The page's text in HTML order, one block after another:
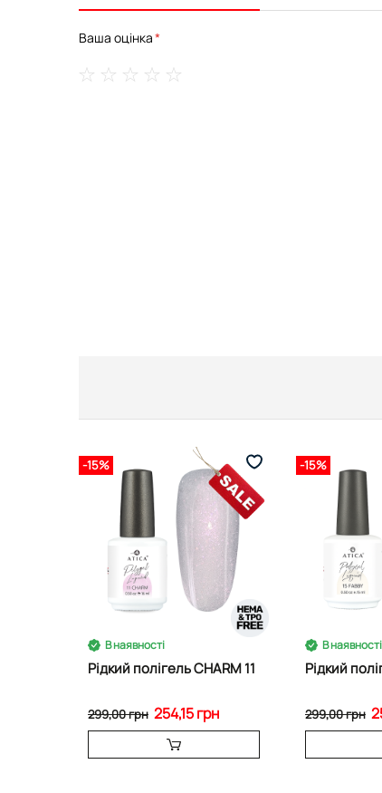
Ваша оцінка
-15%
В наявності
Рідкий полігель CHARM 11
254,15 грн
299,00 грн
-15%
В наявності
Рідкий
299,00 грн